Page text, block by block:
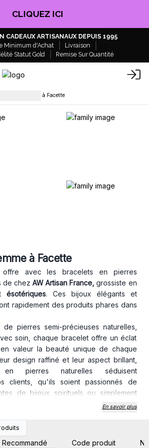
CLIQUEZ ICI
CADEAUX ARTISANAUX DEPUIS 1995
Minimum d'Achat
Livraison
Statut Gold
Remise Sur Quantité
en Gemme à Facette
à Facette
offre avec les bracelets en pierres
de chezAW Artisan France, grossiste en
ésotériques. Ces bijoux élégants et
rapidement des produits phares dans
de pierres semi-précieuses naturelles,
soin, chaque bracelet offre un éclat
en valeur la beauté unique de chaque
design raffiné et leur aspect brillant,
pierres naturelles séduisent
clients, qu'ils soient passionnés de
de bijoux spirituels ou simplement
énergie, protection ou amour –
En savoir plus
Recommandé Code produit
ou
gros
inscrivez-vous pour
accéder aux prix de gros